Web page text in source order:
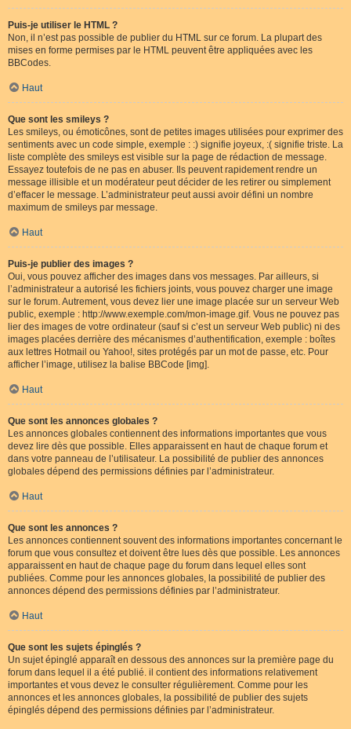
Puis-je utiliser le HTML ?
Non, il n’est pas possible de publier du HTML sur ce forum. La plupart des
mises en forme permises par le HTML peuvent être appliquées avec les
BBCodes.
Haut
Que sont les smileys ?
Les smileys, ou émoticônes, sont de petites images utilisées pour exprimer des
sentiments avec un code simple, exemple : :) signifie joyeux, :( signifie triste. La
liste complète des smileys est visible sur la page de rédaction de message.
Essayez toutefois de ne pas en abuser. Ils peuvent rapidement rendre un
message illisible et un modérateur peut décider de les retirer ou simplement
d’effacer le message. L’administrateur peut aussi avoir défini un nombre
maximum de smileys par message.
Haut
Puis-je publier des images ?
Oui, vous pouvez afficher des images dans vos messages. Par ailleurs, si
l’administrateur a autorisé les fichiers joints, vous pouvez charger une image
sur le forum. Autrement, vous devez lier une image placée sur un serveur Web
public, exemple : http://www.exemple.com/mon-image.gif. Vous ne pouvez pas
lier des images de votre ordinateur (sauf si c’est un serveur Web public) ni des
images placées derrière des mécanismes d’authentification, exemple : boîtes
aux lettres Hotmail ou Yahoo!, sites protégés par un mot de passe, etc. Pour
afficher l’image, utilisez la balise BBCode [img].
Haut
Que sont les annonces globales ?
Les annonces globales contiennent des informations importantes que vous
devez lire dès que possible. Elles apparaissent en haut de chaque forum et
dans votre panneau de l’utilisateur. La possibilité de publier des annonces
globales dépend des permissions définies par l’administrateur.
Haut
Que sont les annonces ?
Les annonces contiennent souvent des informations importantes concernant le
forum que vous consultez et doivent être lues dès que possible. Les annonces
apparaissent en haut de chaque page du forum dans lequel elles sont
publiées. Comme pour les annonces globales, la possibilité de publier des
annonces dépend des permissions définies par l’administrateur.
Haut
Que sont les sujets épinglés ?
Un sujet épinglé apparaît en dessous des annonces sur la première page du
forum dans lequel il a été publié. il contient des informations relativement
importantes et vous devez le consulter régulièrement. Comme pour les
annonces et les annonces globales, la possibilité de publier des sujets
épinglés dépend des permissions définies par l’administrateur.